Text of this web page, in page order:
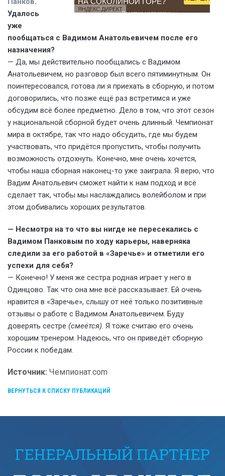
ЯНДЕКС.ДИРЕКТ
Проектная декларация на рекламируемом сайте
Удалось
уже
пообщаться с Вадимом Анатольевичем после его
назначения?
— Да, мы действительно пообщались с Вадимом
Анатольевичем, но разговор был всего пятиминутным. Он
поинтересовался, готова ли я приехать в сборную, и потом
договорились, что позже ещё раз встретимся и уже
обсудим всё более предметно. Дело в том, что этот сезон
у национальной сборной будет очень длинный. Чемпионат
мира в октябре, так что надо обсудить, где мы будем
участвовать, что придётся пропустить, чтобы получить
возможность отдохнуть. Конечно, мне очень хочется,
чтобы наша сборная наконец-то уже заиграла. Я верю, что
Вадим Анатольевич сможет найти к нам подход и всё
сделает так, чтобы мы наслаждались волейболом и при
этом добивались хороших результатов.
— Несмотря на то что вы нигде не пересекались с
Вадимом Панковым по ходу карьеры, наверняка
следили за его работой в «Заречье» и отметили его
успехи для себя?
— Конечно! У меня же сестра родная играет у него в
Одинцово. Так что она мне всё рассказывает. Ей очень
нравится в «Заречье», слышу от неё только позитивные
отзывы о работе с Вадимом Анатольевичем. Буду
доверять сестре (смеётся). Я тоже считаю его очень
хорошим тренером. Надеюсь, что он приведёт сборную
России к победам.
Источник: Чемпионат.com
ВЕРНУТЬСЯ К СПИСКУ ПУБЛИКАЦИЙ
ГЕНЕРАЛЬНЫЙ ПАРТНЕР